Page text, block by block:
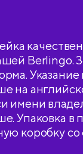
Berlingo.
Указание
на
имени
Упаковка в
коробку